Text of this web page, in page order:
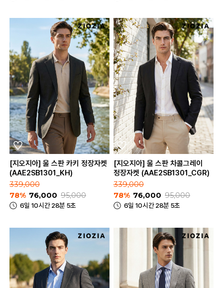
[지오지아] 울 스판 카키 정장자켓
(AAE2SB1301_KH)
339,000
78% 76,000 95,000
6일 10시간 28분 5초
[지오지아] 울 스판 차콜그레이
정장자켓 (AAE2SB1301_CGR)
339,000
78% 76,000 95,000
6일 10시간 28분 5초